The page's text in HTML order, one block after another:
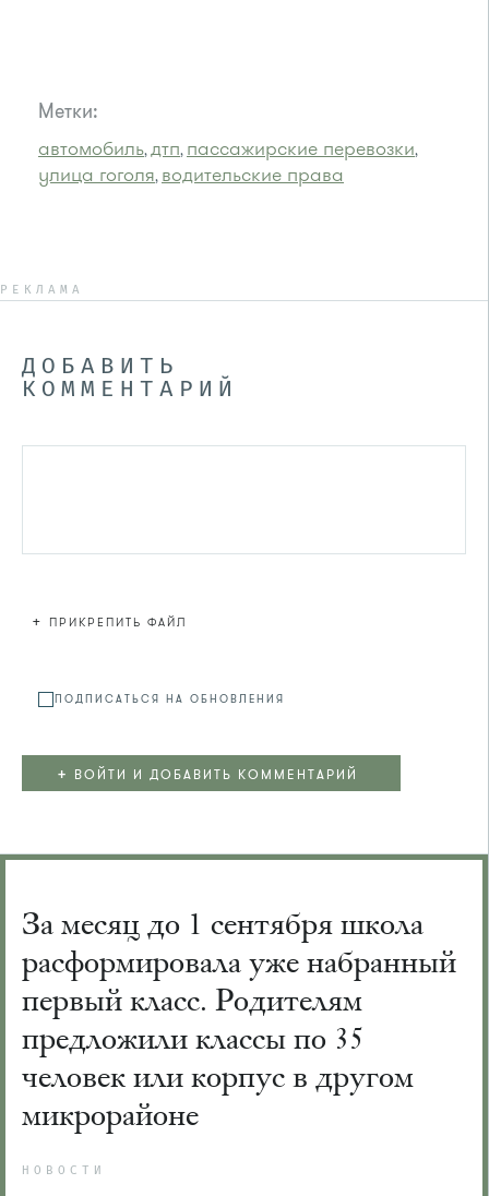
Метки:
автомобиль,дтп, пассажирские перевозки,
улица гоголя, водительские права
РЕКЛАМА
ДОБАВИТЬ
КОММЕНТАРИЙ
+ ПРИКРЕПИТЬ ФАЙЛ
ПОДПИСАТЬСЯ НА ОБНОВЛЕНИЯ
+ ВОЙТИ И ДОБАВИТЬ КОММЕНТАРИЙ
За месяц до 1 сентября школа
расформировала уже набранный
первый класс. Родителям
предложили классы по 35
человек или корпус в другом
микрорайоне
НОВОСТИ